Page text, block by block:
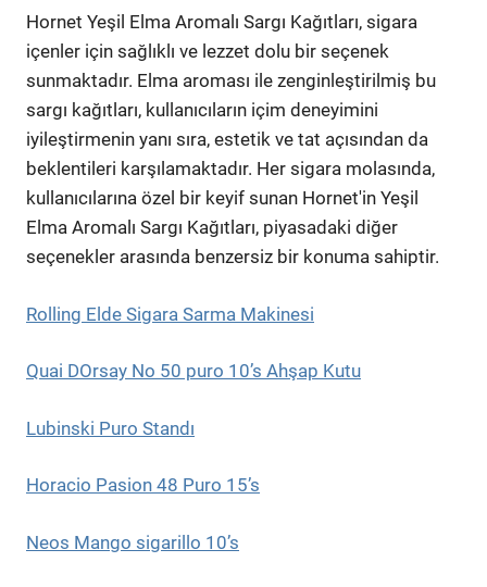
Hornet Yeşil Elma Aromalı Sargı Kağıtları, sigara
içenler için sağlıklı ve lezzet dolu bir seçenek
sunmaktadır. Elma aroması ile zenginleştirilmiş bu
sargı kağıtları, kullanıcıların içim deneyimini
iyileştirmenin yanı sıra, estetik ve tat açısından da
beklentileri karşılamaktadır. Her sigara molasında,
kullanıcılarına özel bir keyif sunan Hornet'in Yeşil
Elma Aromalı Sargı Kağıtları, piyasadaki diğer
seçenekler arasında benzersiz bir konuma sahiptir.
Rolling Elde Sigara Sarma Makinesi
Quai DOrsay No 50 puro 10’s Ahşap Kutu
Lubinski Puro Standı
Horacio Pasion 48 Puro 15’s
Neos Mango sigarillo 10’s